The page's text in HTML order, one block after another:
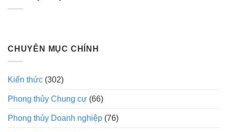
CHUYÊN MỤC CHÍNH
Kiến thức (302)
Phong thủy Chung cư (66)
Phong thủy Doanh nghiệp (76)